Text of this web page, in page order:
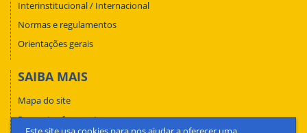
Interinstitucional / Internacional
Normas e regulamentos
Orientações gerais
SAIBA MAIS
Mapa do site
Perguntas frequentes